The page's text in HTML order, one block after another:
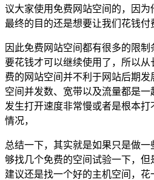
议大家使用免费网站空间的，因为
最终的目的还是想要让我们花钱付
因此免费网站空间都有很多的限
要花钱才可以继续使用了，所以
费的网站空间并不利于网站后期
空间并发数、宽带以及流量都是
发生打开速度非常慢或者是根本
情况，
总结一下，其实就是如果只是做
够找几个免费的空间试验一下，但
建议还是找一个好的主机空间，